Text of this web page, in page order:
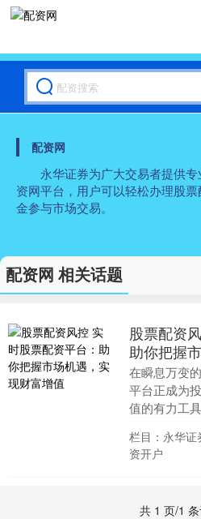
配资网
永华证券为广大交易者提供
资网平台，用户可以轻松办理股
金参与市场交易。
配资网 相关话题
股票配资
助你把握
在瞬息万变
平台正成为
值的有力工
在，投资者
位和操作策
栏目：永华证
资开户
共 1 页/1